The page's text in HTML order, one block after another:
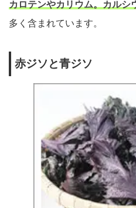
カロテンやカリウム。カルシ
多く含まれています。
赤ジソと青ジソ